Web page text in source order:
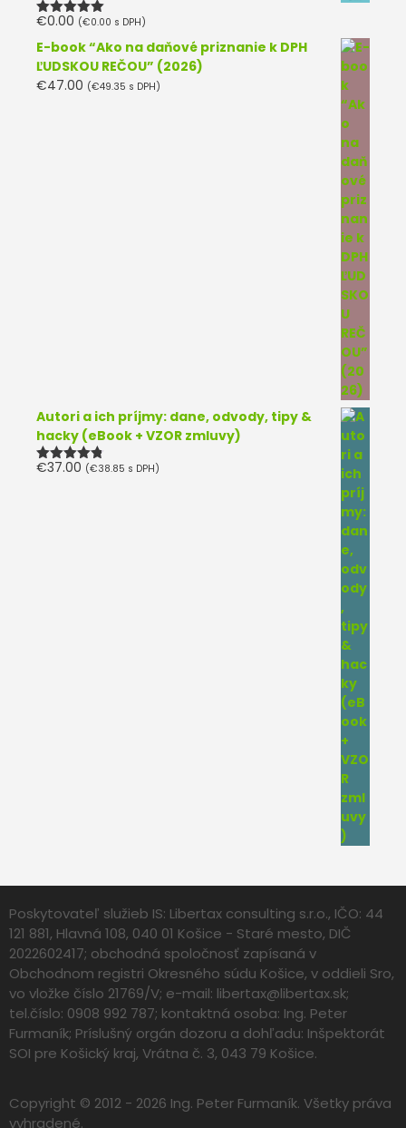
Hodnotenie
€0.00 (€0.00 s DPH)
E-book “Ako na daňové priznanie k DPH
ĽUDSKOU REČOU” (2026)
€47.00 (€49.35 s DPH)
Autori a ich príjmy: dane, odvody, tipy &
hacky (eBook + VZOR zmluvy)
Hodnotenie
€37.00 (€38.85 s DPH)
Poskytovateľ služieb IS: Libertax consulting s.r.o., IČO: 44
121 881, Hlavná 108, 040 01 Košice - Staré mesto, DIČ
2022602417; obchodná spoločnosť zapísaná v
Obchodnom registri Okresného súdu Košice, v oddieli Sro,
vo vložke číslo 21769/V; e-mail: libertax@libertax.sk;
tel.číslo: 0908 992 787; kontaktná osoba: Ing. Peter
Furmaník; Príslušný orgán dozoru a dohľadu: Inšpektorát
SOI pre Košický kraj, Vrátna č. 3, 043 79 Košice.
Copyright © 2012 - 2026 Ing. Peter Furmaník. Všetky práva
vyhradené.